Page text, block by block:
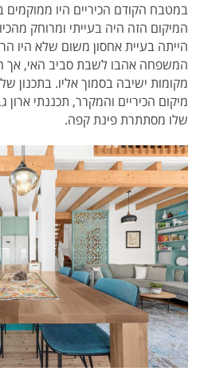
במטבח הקודם הכיריים היו
המיקום הזה היה בעייתי ומרוחק
הייתה בעיית אחסון משום שלא היו
המשפחה אהבו לשבת סביב האי, אך
מקומות ישיבה בסמוך אליו.
מיקום הכיריים והמקרר, תכננתי ארון
שלו מסתתרת פינת קפה.